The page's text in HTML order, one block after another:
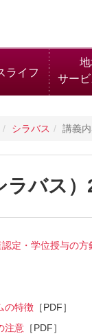
ライフ
地
サー
シラバス 講義
ラバス）
定・学位授与の方
の特徴
注意